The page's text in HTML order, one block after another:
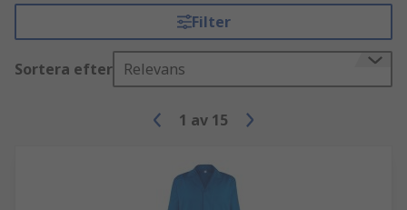
Filter
Sortera efter Relevans
1 av 15